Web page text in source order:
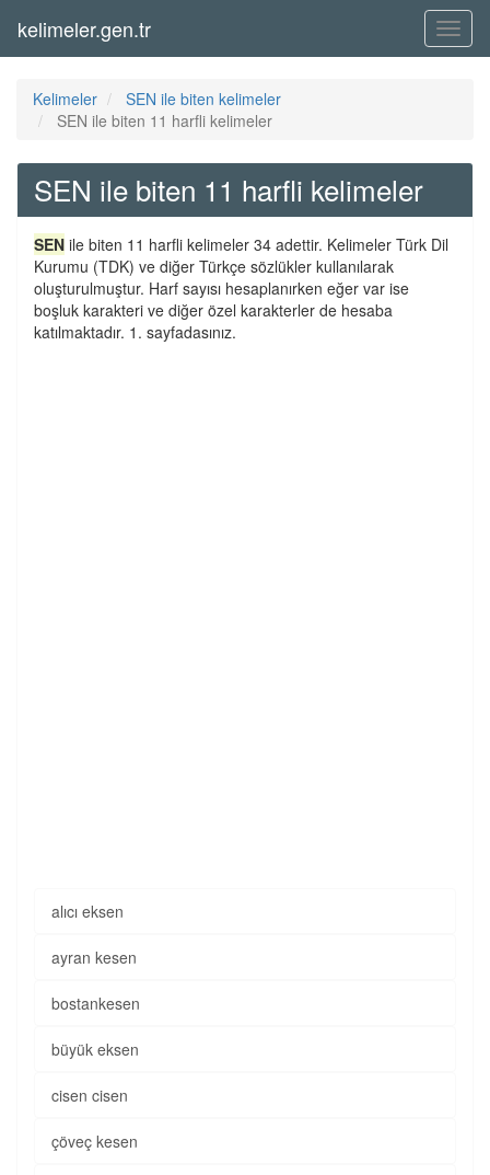
Menü
kelimeler.gen.tr
Kelimeler
SEN ile biten kelimeler
SEN ile biten 11 harfli kelimeler
SEN ile biten 11 harfli kelimeler
SEN ile biten 11 harfli kelimeler 34 adettir. Kelimeler Türk Dil
Kurumu (TDK) ve diğer Türkçe sözlükler kullanılarak
oluşturulmuştur. Harf sayısı hesaplanırken eğer var ise
boşluk karakteri ve diğer özel karakterler de hesaba
katılmaktadır. 1. sayfadasınız.
alıcı eksen
ayran kesen
bostankesen
büyük eksen
cisen cisen
çöveç kesen